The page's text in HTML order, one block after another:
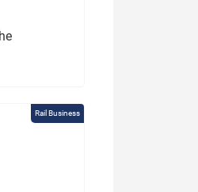
Rail Business